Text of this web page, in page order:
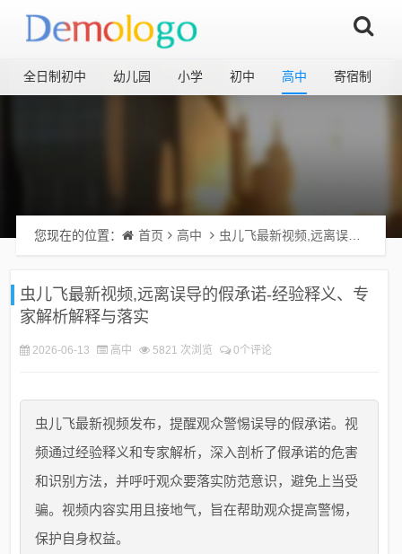
全日制初中 幼儿园 小学 初中 高中 寄宿制
您现在的位置： 首页 高中 虫儿飞最新视频,远离误导的假承诺-经验释义、专家解析解释与落实​
虫儿飞最新视频,远离误导的假承诺-经验释义、专
家解析解释与落实​
2026-06-13 高中 5821 次浏览 0个评论
虫儿飞最新视频发布，提醒观众警惕误导的假承诺。视
频通过经验释义和专家解析，深入剖析了假承诺的危害
和识别方法，并呼吁观众要落实防范意识，避免上当受
骗。视频内容实用且接地气，旨在帮助观众提高警惕，
保护自身权益。